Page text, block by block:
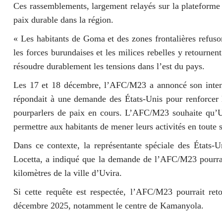
Ces rassemblements, largement relayés sur la
paix durable dans la région.
« Les habitants de Goma et des zones frontalières
les forces burundaises et les milices rebelles y
résoudre durablement les tensions dans l’est du pays.
Les 17 et 18 décembre, l’AFC/M23 a annoncé son
répondait à une demande des États-Unis pour
pourparlers de paix en cours. L’AFC/M23 souhaite
permettre aux habitants de mener leurs activités en toute
Dans ce contexte, la représentante spéciale des
Locetta, a indiqué que la demande de l’AFC/M23
kilomètres de la ville d’Uvira.
Si cette requête est respectée, l’AFC/M23 pourrait
décembre 2025, notamment le centre de Kamanyola.